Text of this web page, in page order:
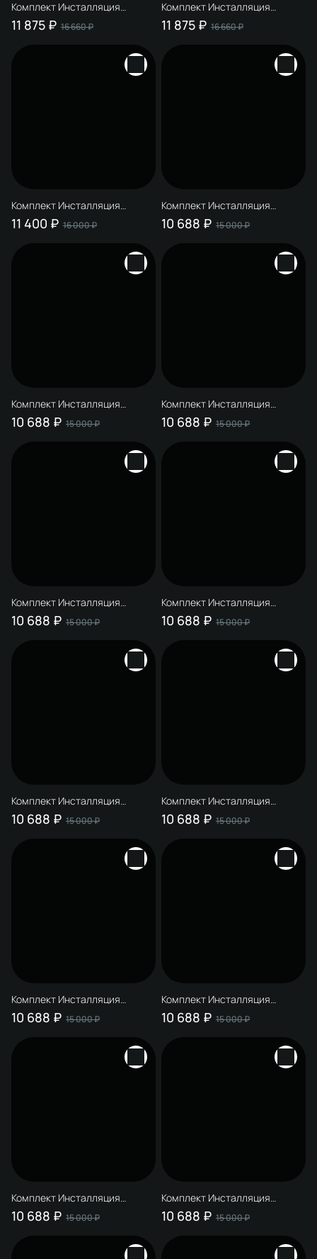
Комплект Инсталляция
STWORKI S510000 + Кнопка
S51511GBK цвет глянцевый
11 875 ₽ 16 660 ₽
Комплект Инсталляция
STWORKI S510000 + Кнопка
S51501GBK цвет глянцевый
11 875 ₽ 16 660 ₽
Комплект Инсталляция
STWORKI S510000 + Кнопка
S51501WH цвет глянцевый
11 400 ₽ 16 000 ₽
Комплект Инсталляция
STWORKI S510000 + Кнопка
Дублин S41505BL цвет
10 688 ₽ 15 000 ₽
Комплект Инсталляция
STWORKI S510000 + Кнопка
Дублин S41505GR цвет
10 688 ₽ 15 000 ₽
Комплект Инсталляция
STWORKI S510000 + Кнопка
Дублин S41505YE цвет
10 688 ₽ 15 000 ₽
Комплект Инсталляция
STWORKI S510000 + Кнопка
Дублин S41505R цвет матовый
10 688 ₽ 15 000 ₽
Комплект Инсталляция
STWORKI S510000 + Кнопка
Дублин S41505GM цвет
10 688 ₽ 15 000 ₽
Комплект Инсталляция
STWORKI S510000 + Кнопка
Дублин S41505BK цвет
10 688 ₽ 15 000 ₽
Комплект Инсталляция
STWORKI S510000 + Кнопка
Дублин S41505GB цвет
10 688 ₽ 15 000 ₽
Комплект Инсталляция
STWORKI S510000 + Кнопка
Дублин S41505MG цвет
10 688 ₽ 15 000 ₽
Комплект Инсталляция
STWORKI S510000 + Кнопка
Дублин S41505SL цвет матовое
10 688 ₽ 15 000 ₽
Комплект Инсталляция
STWORKI S510000 + Кнопка
Дублин S41505MWH цвет
10 688 ₽ 15 000 ₽
Комплект Инсталляция
STWORKI S510000 + Кнопка
Дублин S41505WH цвет
10 688 ₽ 15 000 ₽